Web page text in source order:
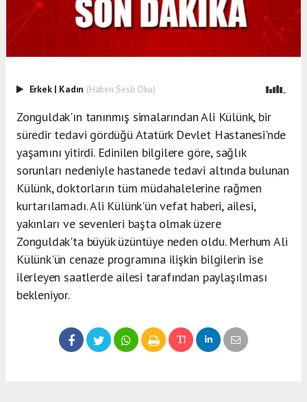
Erkek | Kadın (Haberi Sesli Oku)
Zonguldak'ın tanınmış simalarından Ali Külünk, bir
süredir tedavi gördüğü Atatürk Devlet Hastanesi'nde
yaşamını yitirdi. Edinilen bilgilere göre, sağlık
sorunları nedeniyle hastanede tedavi altında bulunan
Külünk, doktorların tüm müdahalelerine rağmen
kurtarılamadı. Ali Külünk'ün vefat haberi, ailesi,
yakınları ve sevenleri başta olmak üzere
Zonguldak'ta büyük üzüntüye neden oldu. Merhum Ali
Külünk'ün cenaze programına ilişkin bilgilerin ise
ilerleyen saatlerde ailesi tarafından paylaşılması
bekleniyor.